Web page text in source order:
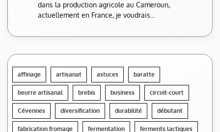
dans la production agricole au Cameroun,
actuellement en France, je voudrais…
affinage artisanat astuces baratte
beurre artisanal brebis business circuit-court
Cévennes diversification durabilité débutant
fabrication fromage fermentation ferments lactiques